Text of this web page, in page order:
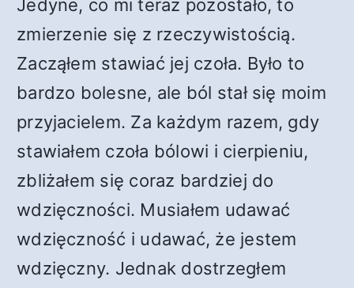
Jedyne, co mi teraz pozostało, to
zmierzenie się z rzeczywistością.
Zacząłem stawiać jej czoła. Było to
bardzo bolesne, ale ból stał się moim
przyjacielem. Za każdym razem, gdy
stawiałem czoła bólowi i cierpieniu,
zbliżałem się coraz bardziej do
wdzięczności. Musiałem udawać
wdzięczność i udawać, że jestem
wdzięczny. Jednak dostrzegłem